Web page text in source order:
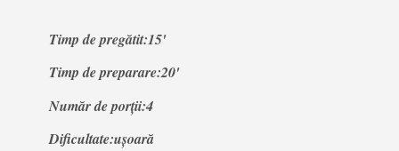
Timp de pregătit:15'
Timp de preparare:20'
Număr de porții:4
Dificultate:ușoară